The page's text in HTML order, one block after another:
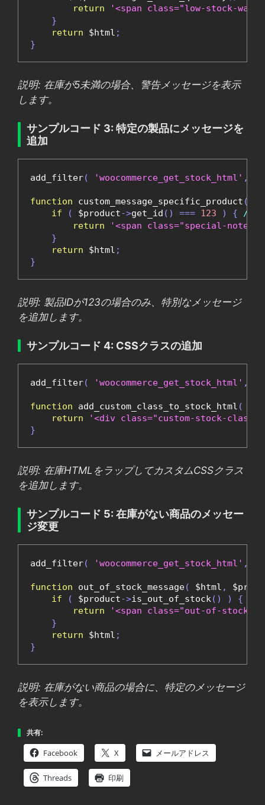
return
'<span class="low-stock-
}
return $html ;
}
説明: 在庫が5未満の場合、警告メッセージを表示
します。
サンプルコード 3: 特定の製品にメッセージを
追加
add_filter( 'woocommerce_get_stock_html' ,
function custom_message_specific_product (
if
( $product->get_id () === 123 ) {
// 製
return
'<span class="special-note">特
}
return $html ;
}
説明: 製品IDが123の場合のみ、特別なメッセージ
を追加します。
サンプルコード 4: CSSクラスの追加
add_filter( 'woocommerce_get_stock_html' ,
function add_custom_class_to_stock_html (
return
'<div class="custom-stock-
}
説明: 在庫HTMLをラップしてカスタムCSSクラス
を追加します。
サンプルコード 5: 在庫がない商品のメッセー
ジ変更
add_filter( 'woocommerce_get_stock_html' ,
function out_of_stock_message( $html ,
if
( $product->is_out_of_stock() )
{
return
'<span class="out-of-stock">
}
return $html ;
}
説明: 在庫がない商品の場合に、特定のメッセージ
を表示します。
共有:
Facebook X メールアドレス
Threads 印刷